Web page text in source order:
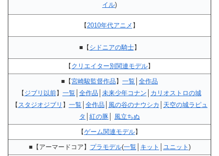
イル)
【 2010年代アニメ 】
■【 シドニアの騎士】
【 クリエイター別関連モデル】
■【宮崎駿監督作品 】 一覧 全作品
【 ジブリ以前】 一覧 全作品 未来少年コナン
カリオストロの城
【 スタジオジブリ 】 一覧 全作品 風の谷のナウシカ
天空の城ラピュ
タ
紅の豚 風立ちぬ
【ゲーム関連モデル】
■【アーマードコア】 プラモデル(一覧 キット ユニット )